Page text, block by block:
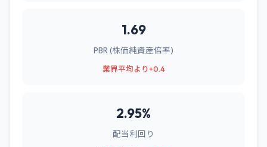
1.69
PBR (株価純資産倍率)
業界平均より+0.4
2.95%
配当利回り